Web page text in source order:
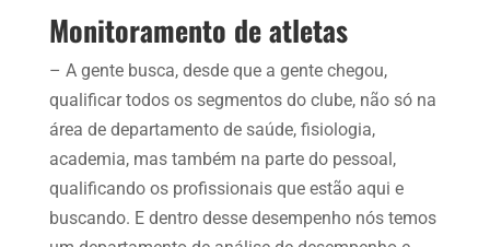
Monitoramento de atletas
– A gente busca, desde que a gente chegou,
qualificar todos os segmentos do clube, não só na
área de departamento de saúde, fisiologia,
academia, mas também na parte do pessoal,
qualificando os profissionais que estão aqui e
buscando. E dentro desse desempenho nós temos